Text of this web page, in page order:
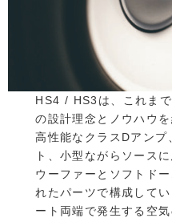
HS4 / HS3は、これま
の設計理念とノウハウを
高性能なクラスDアン
ト、小型ながらソース
ウーファーとソフトド
れたパーツで構成して
ート両端で発生する空